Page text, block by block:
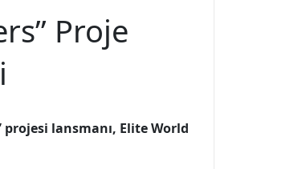
Proje
lansmanı, Elite World